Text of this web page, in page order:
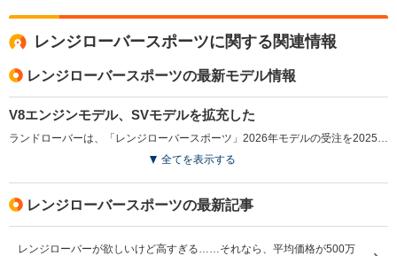
レンジローバースポーツに関する関連情報
レンジローバースポーツの最新モデル情報
V8エンジンモデル、SVモデルを拡充した
全てを表示する
レンジローバースポーツの最新記事
レンジローバーが欲しいけど高すぎる……それなら、平均価格が500万